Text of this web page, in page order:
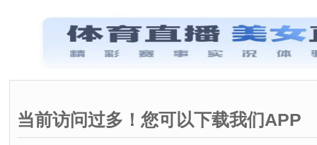
当前访问过多！您可以下载我们APP